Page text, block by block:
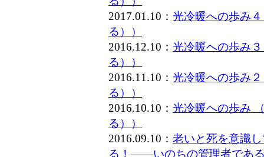
2017.01.10： 光冷暖への歩み
る））
2016.12.10： 光冷暖への歩み
る））
2016.11.10： 光冷暖への歩み
る））
2016.10.10： 光冷暖への歩み
る））
2016.09.10： 老いと死を意識
る！――いのちの管理者であ